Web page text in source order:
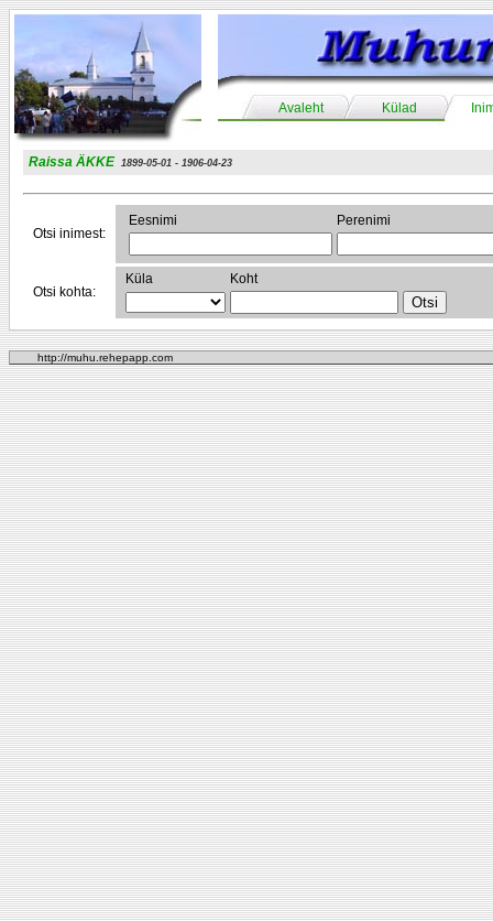
Avaleht Külad
Raissa ÄKKE 1899-05-01 - 1906-04-23
Otsi inimest:
Eesnimi Perenimi
Otsi kohta:
Küla Koht
http://muhu.rehepapp.com